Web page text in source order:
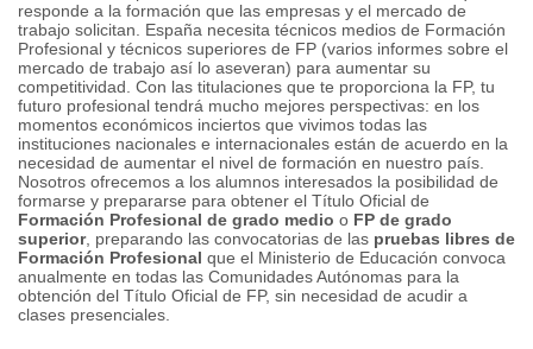
responde a la formación que las empresas y el mercado de
trabajo solicitan. España necesita técnicos medios de Formación
Profesional y técnicos superiores de FP (varios informes sobre el
mercado de trabajo así lo aseveran) para aumentar su
competitividad. Con las titulaciones que te proporciona la FP, tu
futuro profesional tendrá mucho mejores perspectivas: en los
momentos económicos inciertos que vivimos todas las
instituciones nacionales e internacionales están de acuerdo en la
necesidad de aumentar el nivel de formación en nuestro país.
Nosotros ofrecemos a los alumnos interesados la posibilidad de
formarse y prepararse para obtener el Título Oficial de
Formación Profesional de grado medio o FP de grado
superior, preparando las convocatorias de las pruebas libres de
Formación Profesional que el Ministerio de Educación convoca
anualmente en todas las Comunidades Autónomas para la
obtención del Título Oficial de FP, sin necesidad de acudir a
clases presenciales.